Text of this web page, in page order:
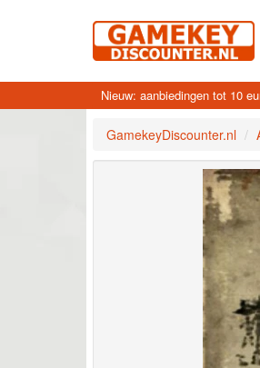
Nieuw: aanbiedingen tot 10
GamekeyDiscounter.nl